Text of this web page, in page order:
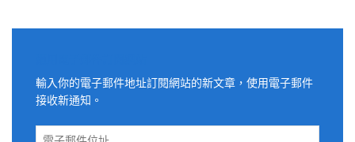
輸入你的電子郵件地址訂閱網站的新文章，使用電子郵件
接收新通知。
電